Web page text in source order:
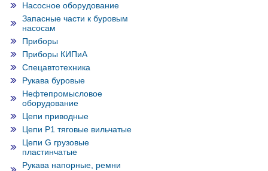
Насосное оборудование
Запасные части к буровым
насосам
Приборы
Приборы КИПиА
Спецавтотехника
Рукава буровые
Нефтепромысловое
оборудование
Цепи приводные
Цепи Р1 тяговые вильчатые
Цепи G грузовые
пластинчатые
Рукава напорные, ремни